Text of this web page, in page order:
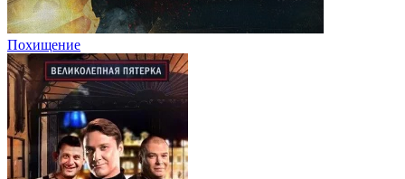
Похищение